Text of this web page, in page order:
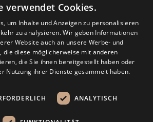
verwendet Cookies.
um Inhalte und Anzeigen zu personalisieren
zu analysieren. Wir geben Informationen
Website auch an unsere Werbe- und
die diese möglicherweise mit anderen
die Sie ihnen bereitgestellt haben oder
Nutzung ihrer Dienste gesammelt haben.
ANALYTISCH